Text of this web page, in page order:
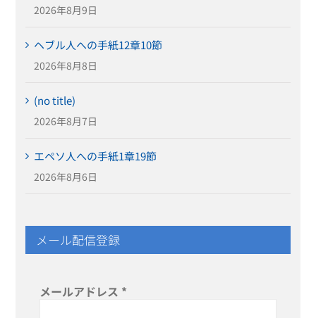
2026年8月9日
ヘブル人への手紙12章10節
2026年8月8日
(no title)
2026年8月7日
エペソ人への手紙1章19節
2026年8月6日
メール配信登録
メールアドレス *